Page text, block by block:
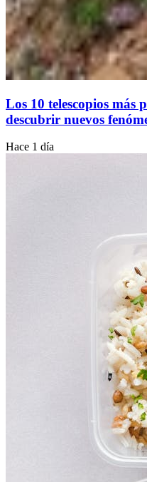
Los 10 telescopios más
descubrir nuevos
Hace 1 día